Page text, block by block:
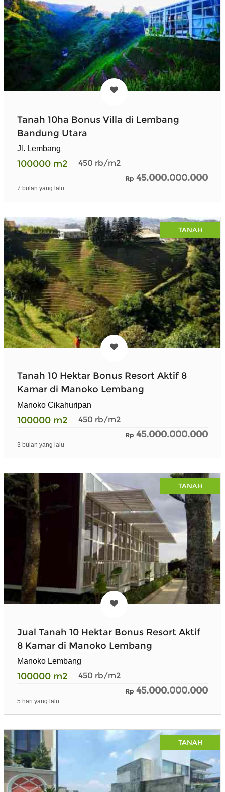
Tanah 10ha Bonus Villa di Lembang
Bandung Utara
Jl. Lembang
100000 m2 450 rb/m2
Rp 45.000.000.000
7 bulan yang lalu
TANAH
Tanah 10 Hektar Bonus Resort Aktif 8
Kamar di Manoko Lembang
Manoko Cikahuripan
100000 m2 450 rb/m2
Rp 45.000.000.000
3 bulan yang lalu
TANAH
Jual Tanah 10 Hektar Bonus Resort Aktif
8 Kamar di Manoko Lembang
Manoko Lembang
100000 m2 450 rb/m2
Rp 45.000.000.000
5 hari yang lalu
TANAH